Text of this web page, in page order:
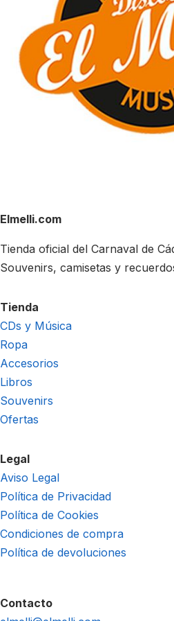
Elmelli.com
Tienda oficial del Carnaval de
Souvenirs, camisetas y
Tienda
CDs y Música
Ropa
Accesorios
Libros
Souvenirs
Ofertas
Legal
Aviso Legal
Política de Privacidad
Política de Cookies
Condiciones de compra
Política de devoluciones
Contacto